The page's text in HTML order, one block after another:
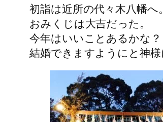
初詣は近所の代々木八幡へ。
おみくじは大吉だった。
今年はいいことあるかな？
結婚できますようにと神様